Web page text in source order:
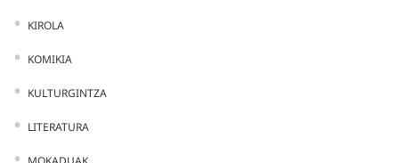
KIROLA
KOMIKIA
KULTURGINTZA
LITERATURA